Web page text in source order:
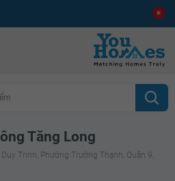
Tăng Long
Trinh, Phường Trường Thạnh, Quận 9,